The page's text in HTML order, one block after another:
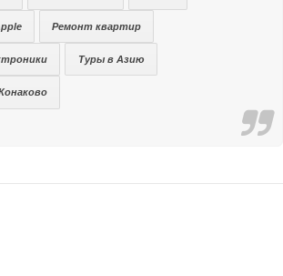
Ремонт квартир
Туры в Азию